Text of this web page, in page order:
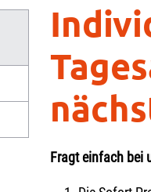
Fragt einfach bei